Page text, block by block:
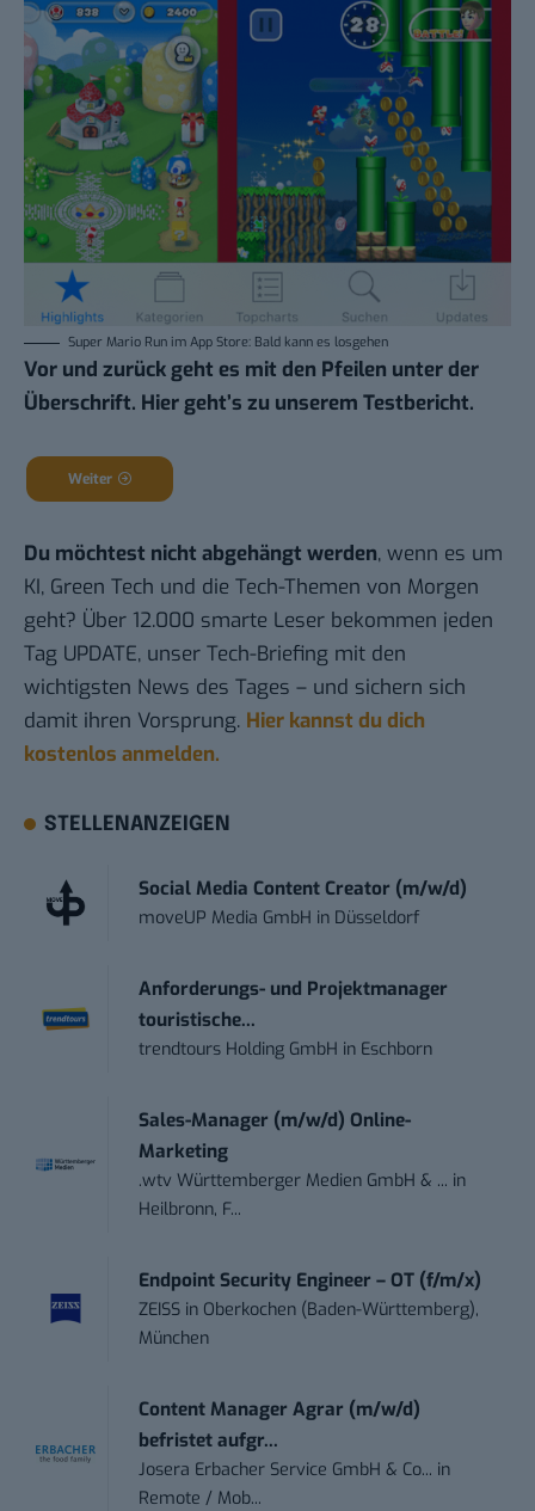
Super Mario Run im App Store: Bald kann es losgehen
Vor und zurück geht es mit den Pfeilen unter der
Überschrift. Hier geht’s zu unserem Testbericht.
Weiter
Du möchtest nicht abgehängt werden, wenn es um
KI, Green Tech und die Tech-Themen von Morgen
geht? Über 12.000 smarte Leser bekommen jeden
Tag UPDATE, unser Tech-Briefing mit den
wichtigsten News des Tages – und sichern sich
damit ihren Vorsprung. Hier kannst du dich
kostenlos anmelden.
STELLENANZEIGEN
Social Media Content Creator (m/w/d)
moveUP Media GmbH in Düsseldorf
Anforderungs- und Projektmanager
touristische...
trendtours Holding GmbH in Eschborn
Sales-Manager (m/w/d) Online-
Marketing
.wtv Württemberger Medien GmbH & ... in
Heilbronn, F...
Endpoint Security Engineer – OT (f/m/x)
ZEISS in Oberkochen (Baden-Württemberg),
München
Content Manager Agrar (m/w/d)
befristet aufgr...
Josera Erbacher Service GmbH & Co... in
Remote / Mob...